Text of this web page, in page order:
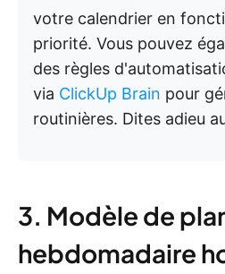
votre calendrier en
priorité. Vous pouvez
des règles
via ClickUp Brain pour
routinières. Dites adieu
3. Modèle de
hebdomadaire